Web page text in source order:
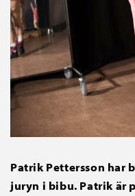
Patrik Pettersson har
juryn i bibu. Patrik är